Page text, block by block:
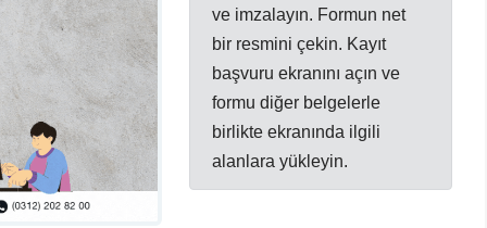
ve imzalayın. Formun net
bir resmini çekin. Kayıt
başvuru ekranını açın ve
formu diğer belgelerle
birlikte ekranında ilgili
alanlara yükleyin.